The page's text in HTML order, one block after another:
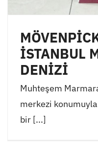
İSTANBUL
DENİZİ
Muhteşem
merkezi
bir [...]